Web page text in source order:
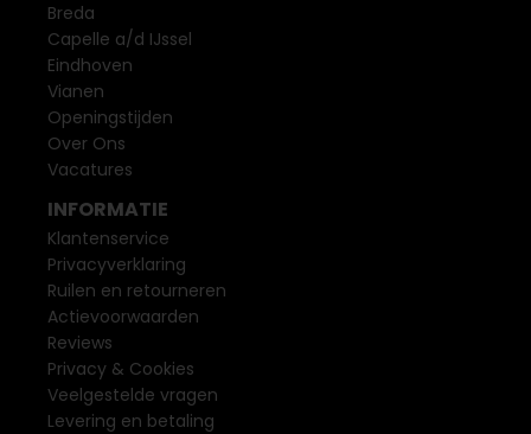
Breda
Capelle a/d IJssel
Eindhoven
Vianen
Openingstijden
Over Ons
Vacatures
INFORMATIE
Klantenservice
Privacyverklaring
Ruilen en retourneren
Actievoorwaarden
Reviews
Privacy & Cookies
Veelgestelde vragen
Levering en betaling